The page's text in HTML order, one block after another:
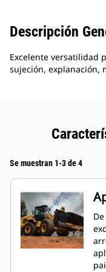
Descripción
Excelente versatilidad
sujeción, explanación,
Se muestran 1-3 de 4